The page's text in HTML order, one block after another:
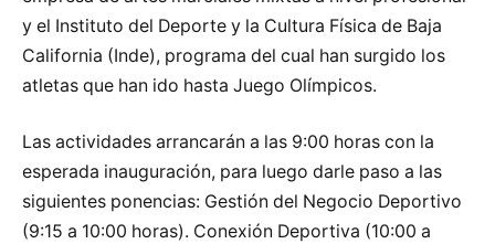
y el Instituto del Deporte y la Cultura Física de Baja
California (Inde), programa del cual han surgido los
atletas que han ido hasta Juego Olímpicos.
Las actividades arrancarán a las 9:00 horas con la
esperada inauguración, para luego darle paso a las
siguientes ponencias: Gestión del Negocio Deportivo
(9:15 a 10:00 horas). Conexión Deportiva (10:00 a